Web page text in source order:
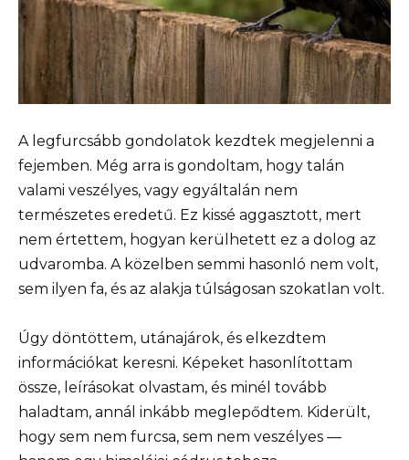
A legfurcsább gondolatok kezdtek megjelenni a
fejemben. Még arra is gondoltam, hogy talán
valami veszélyes, vagy egyáltalán nem
természetes eredetű. Ez kissé aggasztott, mert
nem értettem, hogyan kerülhetett ez a dolog az
udvaromba. A közelben semmi hasonló nem volt,
sem ilyen fa, és az alakja túlságosan szokatlan volt.
Úgy döntöttem, utánajárok, és elkezdtem
információkat keresni. Képeket hasonlítottam
össze, leírásokat olvastam, és minél tovább
haladtam, annál inkább meglepődtem. Kiderült,
hogy sem nem furcsa, sem nem veszélyes —